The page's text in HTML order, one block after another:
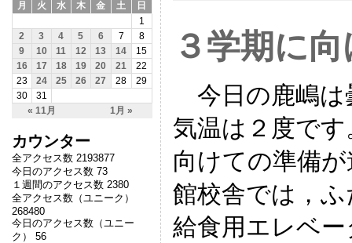
月
火 水 木 金 土 日
« 11月 1月 »
1
2
3 4 5 6 7
8
9
10 11 12 13 14
15
16
17 18 19 20 21
22
23
24 25 26 27 28
29
30
31
カウンター
全アクセス数 2193877
今日のアクセス数 73
１週間のアクセス数 2380
全アクセス数（ユニーク）
268480
今日のアクセス数（ユニー
ク） 56
３学期に
今日の鹿嶋は
気温は２度で
向けての準備
館校舎では，
給食用エレベ